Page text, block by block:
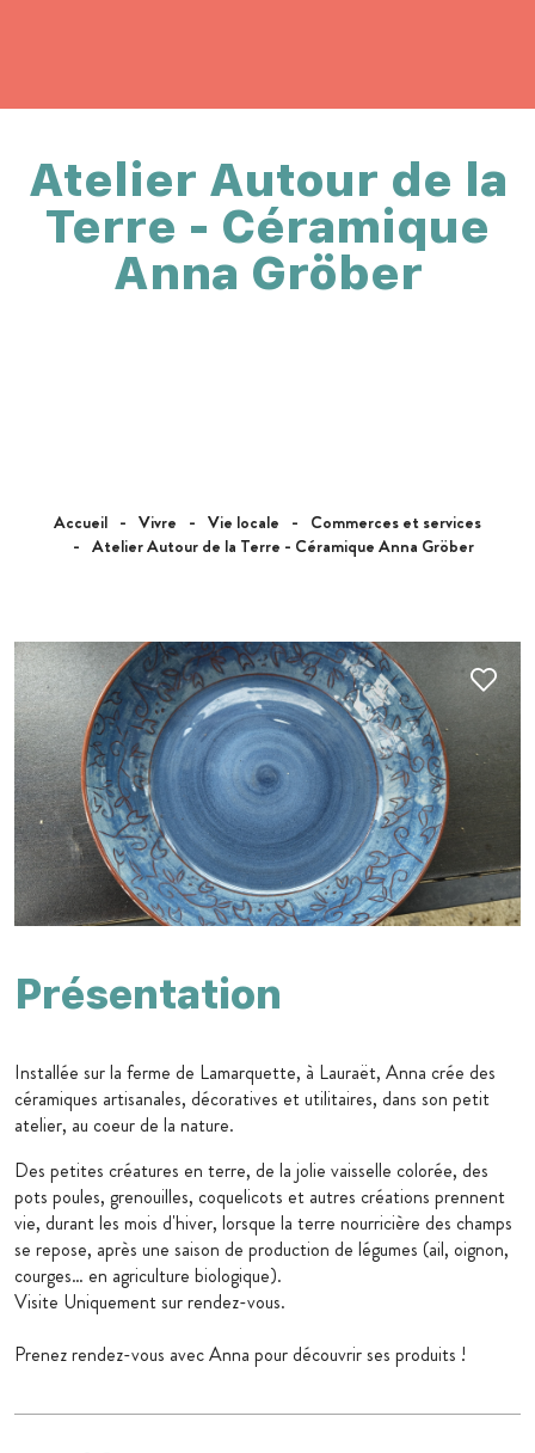
Accueil Vivre Vie locale
Commerces et services
Atelier Autour de la Terre - Céramique Anna Gröber
Atelier Autour de la
Terre - Céramique
Anna Gröber
Présentation
Installée sur la ferme de Lamarquette, à Lauraët, Anna crée des
céramiques artisanales, décoratives et utilitaires, dans son petit
atelier, au coeur de la nature.
Des petites créatures en terre, de la jolie vaisselle colorée, des
pots poules, grenouilles, coquelicots et autres créations prennent
vie, durant les mois d'hiver, lorsque la terre nourricière des champs
se repose, après une saison de production de légumes (ail, oignon,
courges… en agriculture biologique).
Visite Uniquement sur rendez-vous.
Prenez rendez-vous avec Anna pour découvrir ses produits !